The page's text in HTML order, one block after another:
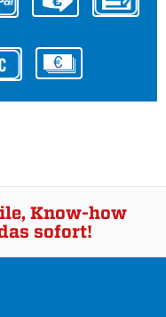
Know-how
sofort!